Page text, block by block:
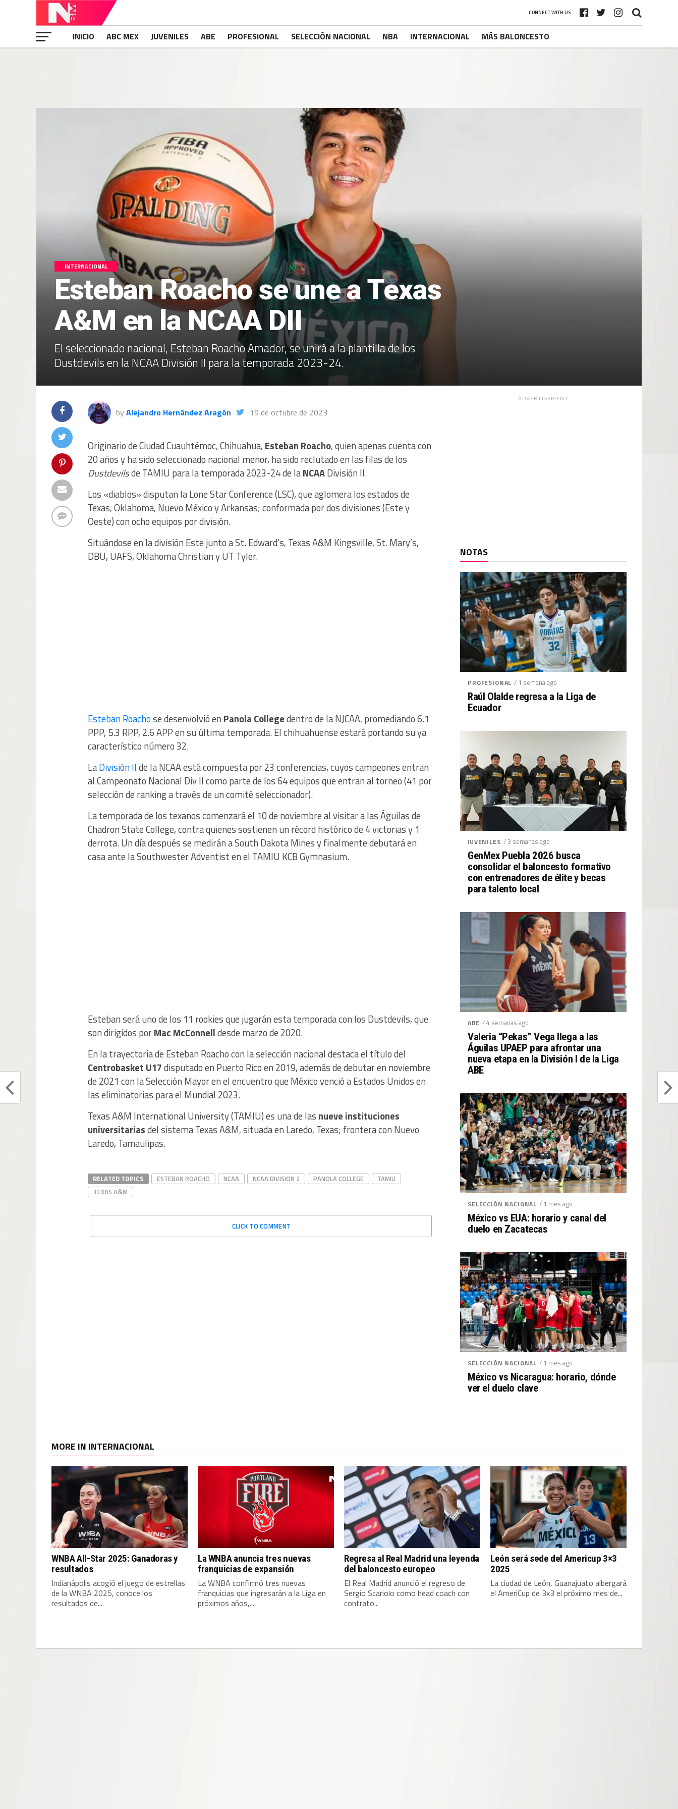
CONNECT WITH US
INICIO ABC MEX JUVENILES ABE PROFESIONAL SELECCIÓN NACIONAL NBA INTERNACIONAL MÁS BALONCESTO
INTERNACIONAL
Esteban Roacho se une a Texas
A&M en la NCAA DII
El seleccionado nacional, Esteban Roacho Amador, se unirá a la plantilla de los
Dustdevils en la NCAA División II para la temporada 2023-24.
by Alejandro Hernández Aragón 19 de octubre de 2023
Originario de Ciudad Cuauhtémoc, Chihuahua, Esteban Roacho, quien apenas cuenta con
20 años y ha sido seleccionado nacional menor, ha sido reclutado en las filas de los
Dustdevilsde TAMIU para la temporada 2023-24 de laNCAADivisión II.
Los «diablos» disputan la Lone Star Conference (LSC), que aglomera los estados de
Texas, Oklahoma, Nuevo México y Arkansas; conformada por dos divisiones (Este y
Oeste) con ocho equipos por división.
Situándose en la división Este junto a St. Edward’s, Texas A&M Kingsville, St. Mary’s,
DBU, UAFS, Oklahoma Christian y UT Tyler.
Esteban Roachose desenvolvió en Panola Collegedentro de la NJCAA, promediando 6.1
PPP, 5.3 RPP, 2.6 APP en su última temporada. El chihuahuense estará portando su ya
característico número 32.
LaDivisión IIde la NCAA está compuesta por 23 conferencias, cuyos campeones entran
al Campeonato Nacional Div II como parte de los 64 equipos que entran al torneo (41 por
selección de ranking a través de un comité seleccionador).
La temporada de los texanos comenzará el 10 de noviembre al visitar a las Águilas de
Chadron State College, contra quienes sostienen un récord histórico de 4 victorias y 1
derrota. Un día después se medirán a South Dakota Mines y finalmente debutará en
casa ante la Southwester Adventist en el TAMIU KCB Gymnasium.
Esteban será uno de los 11 rookies que jugarán esta temporada con los Dustdevils, que
son dirigidos porMac McConnelldesde marzo de 2020.
En la trayectoria de Esteban Roacho con la selección nacional destaca el título del
Centrobasket U17disputado en Puerto Rico en 2019, además de debutar en noviembre
de 2021 con la Selección Mayor en el encuentro que México venció a Estados Unidos en
las eliminatorias para el Mundial 2023.
Texas A&M International University (TAMIU) es una de las nueve instituciones
universitariasdel sistema Texas A&M, situada en Laredo, Texas; frontera con Nuevo
Laredo, Tamaulipas.
RELATED TOPICS ESTEBAN ROACHO NCAA NCAA DIVISION 2 PANOLA COLLEGE
TAMIU
TEXAS A&M
CLICK TO COMMENT
ADVERTISEMENT
NOTAS
PROFESIONAL / 1 semana ago
Raúl Olalde regresa a la Liga de
Ecuador
JUVENILES / 3 semanas ago
GenMex Puebla 2026 busca
consolidar el baloncesto formativo
con entrenadores de élite y becas
para talento local
ABE / 4 semanas ago
Valeria “Pekas” Vega llega a las
Águilas UPAEP para afrontar una
nueva etapa en la División I de la Liga
ABE
SELECCIÓN NACIONAL / 1 mes ago
México vs EUA: horario y canal del
duelo en Zacatecas
SELECCIÓN NACIONAL / 1 mes ago
México vs Nicaragua: horario, dónde
ver el duelo clave
MORE IN INTERNACIONAL
WNBA All-Star 2025: Ganadoras y
resultados
Indianápolis acogió el juego de estrellas
de la WNBA 2025, conoce los
resultados de...
La WNBA anuncia tres nuevas
franquicias de expansión
La WNBA confirmó tres nuevas
franquicias que ingresarán a la Liga en
próximos años,...
Regresa al Real Madrid una leyenda
del baloncesto europeo
El Real Madrid anunció el regreso de
Sergio Scariolo como head coach con
contrato...
León será sede del Americup 3×3
2025
La ciudad de León, Guanajuato albergará
el AmeriCup de 3x3 el próximo mes de...